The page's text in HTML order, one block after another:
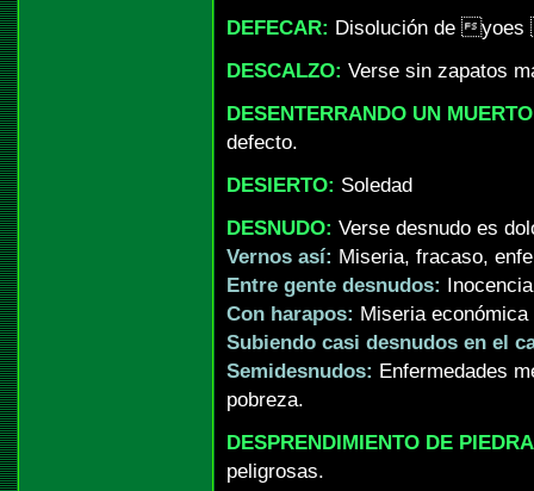
DEFECAR: Disolución de
DESCALZO: Verse sin zapatos
DESENTERRANDO UN
defecto.
DESIERTO: Soledad
DESNUDO: Verse desnudo es
Vernos así: Miseria, fracaso,
Entre gente desnudos:
Con harapos: Miseria
Subiendo casi desnudos en el
Semidesnudos: Enfermedades
pobreza.
DESPRENDIMIENTO DE
peligrosas.